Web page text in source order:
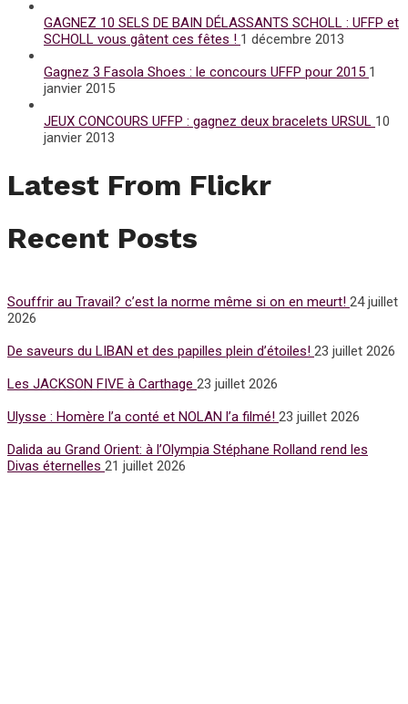
GAGNEZ 10 SELS DE BAIN DÉLASSANTS SCHOLL : UFFP et
SCHOLL vous gâtent ces fêtes ! 1 décembre 2013
Gagnez 3 Fasola Shoes : le concours UFFP pour 2015 1
janvier 2015
JEUX CONCOURS UFFP : gagnez deux bracelets URSUL 10
janvier 2013
Latest From Flickr
Recent Posts
Souffrir au Travail? c’est la norme même si on en meurt! 24 juillet
2026
De saveurs du LIBAN et des papilles plein d’étoiles! 23 juillet 2026
Les JACKSON FIVE à Carthage 23 juillet 2026
Ulysse : Homère l’a conté et NOLAN l’a filmé! 23 juillet 2026
Dalida au Grand Orient: à l’Olympia Stéphane Rolland rend les
Divas éternelles 21 juillet 2026